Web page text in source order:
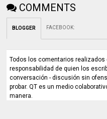
COMMENTS
BLOGGER FACEBOOK:
Todos los comentarios
responsabilidad de quien los
conversación - discusión sin
probar. QT es un medio
manera.